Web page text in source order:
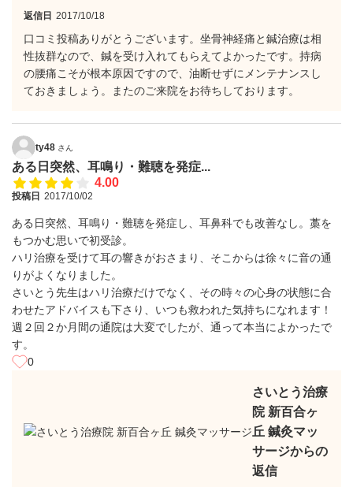
返信日 2017/10/18
口コミ投稿ありがとうございます。坐骨神経痛と鍼治療は相
性抜群なので、鍼を受け入れてもらえてよかったです。持病
の腰痛こそが根本原因ですので、油断せずにメンテナンスし
ておきましょう。またのご来院をお待ちしております。
ty48 さん
ある日突然、耳鳴り・難聴を発症...
4.00
投稿日 2017/10/02
ある日突然、耳鳴り・難聴を発症し、耳鼻科でも改善なし。藁を
もつかむ思いで初受診。
ハリ治療を受けて耳の響きがおさまり、そこからは徐々に音の通
りがよくなりました。
さいとう先生はハリ治療だけでなく、その時々の心身の状態に合
わせたアドバイスも下さり、いつも救われた気持ちになれます！
週２回２か月間の通院は大変でしたが、通って本当によかったで
す。
0
さいとう治療
院 新百合ヶ
丘 鍼灸マッ
サージからの
返信